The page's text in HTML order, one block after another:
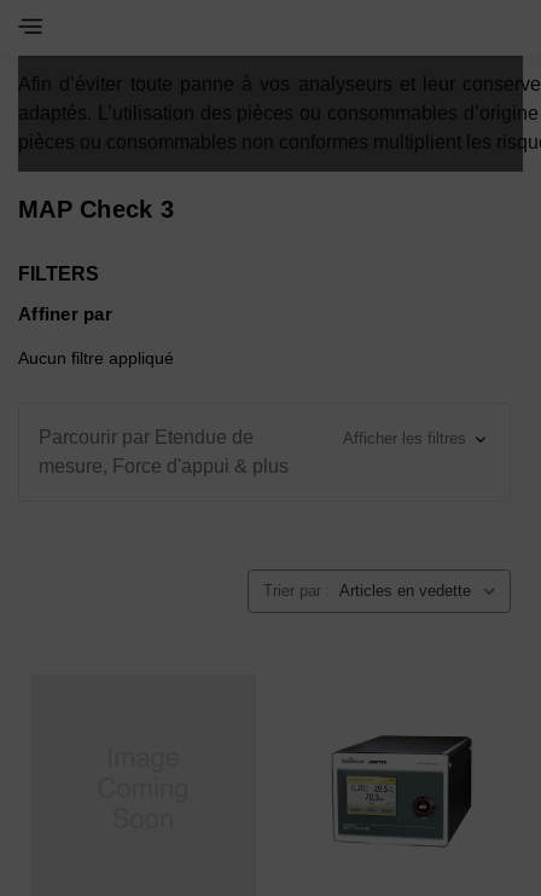
Afin d’éviter toute panne à vos analyseurs et leur
adaptés. L’utilisation des pièces ou consommables
pièces ou consommables non conformes multiplient les
MAP Check 3
FILTERS
Affiner par
Aucun filtre appliqué
Parcourir par Etendue de
mesure, Force d'appui & plus
Afficher les filtres
Trier par :